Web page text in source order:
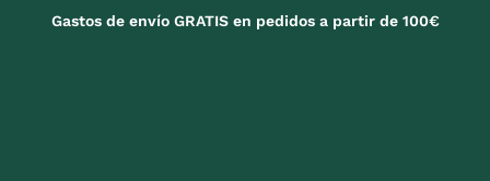
Gastos de envío GRATIS en pedidos a partir de 100€